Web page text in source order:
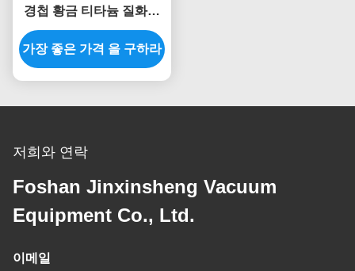
경첩 황금 티타늄 질화물
PVD 진공 코팅 기계
가장 좋은 가격 을 구하라
저희와 연락
Foshan Jinxinsheng Vacuum
Equipment Co., Ltd.
이메일